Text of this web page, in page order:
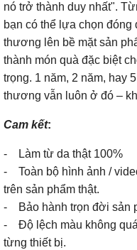
nó trở thành duy nhất".
bạn có thể lựa chọn đóng
thương lên bề mặt sản
thành món quà đặc biệt
trọng. 1 năm, 2 năm, hay
thương vẫn luôn ở đó –
Cam kết:
- Làm từ da thật 100%
- Toàn bộ hình ảnh /
trên sản phẩm thật.
- Bảo hành trọn đời sản
- Độ lệch màu không
từng thiết bị.